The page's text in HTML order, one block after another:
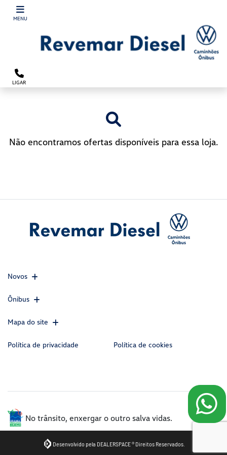
MENU
LIGAR
Não encontramos ofertas disponíveis para essa loja.
Novos
Ônibus
Mapa do site
Política de privacidade Política de cookies
No trânsito, enxergar o outro salva vidas.
Desenvolvido pela DEALERSPACE ® Direitos Reservados.